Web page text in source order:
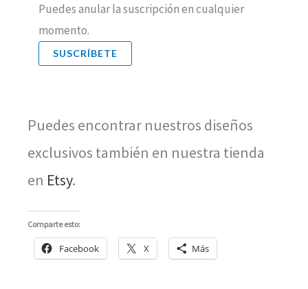
Puedes anular la suscripción en cualquier
momento.
SUSCRÍBETE
Puedes encontrar nuestros diseños
exclusivos también en nuestra tienda
en Etsy.
Comparte esto:
Facebook X Más